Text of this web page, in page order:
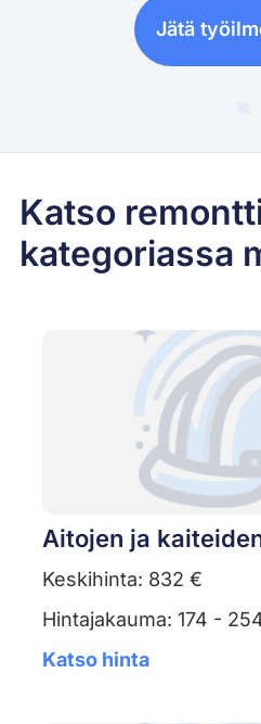
Jätä
Katso
kategoriassa
Aitojen ja
Keskihinta: 832 €
Hintajakauma: 174 -
Katso hinta